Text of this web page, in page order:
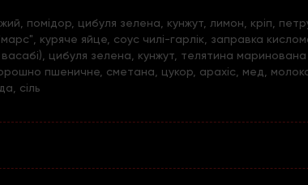
помідор, цибуля зелена, кунжут, лимон, кріп,
куряче яйце, соус чилі-гарлік, заправка
васабі), цибуля зелена, кунжут, телятина
пшеничне, сметана, цукор, арахiс, мед,
сіль